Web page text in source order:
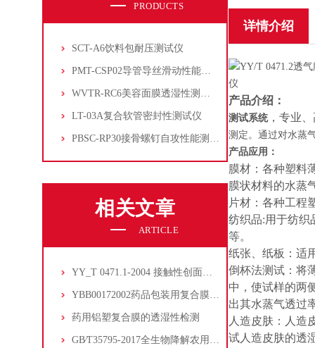
PRODUCTS
SCT-A6饮料包耐压测试仪
PMT-CSP02导管导丝滑动性能测试仪
WVTR-RC6美容面膜透湿性测试仪
LT-03A复合软管密封性测试仪
PBSC-RP30接骨螺钉自攻性能测试‌仪
相关文章
ARTICLE
YY_T 0471.1-2004 接触性创面敷料试验方法 第1部分_液体吸收性
YBB00172002药品包装用复合膜、袋的阻隔性能
药用铝塑复合膜的透湿性检测
GB∕T35795-2017全生物降解农用地面覆盖薄膜的水蒸气透过率测试
详情介绍
产品介绍：
测试系统，专业
测定。通过对水蒸
产品应用：
膜材：各种塑料
膜状材料的水蒸
片材：各种工程
纺织品:用于纺织
等。
纸张、纸板：适
倒杯法测试：将
中，使试样的两
出其水蒸气透过
人造皮肤：人造
试人造皮肤的透